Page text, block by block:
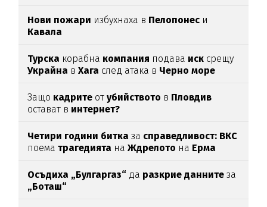
Нови пожари избухнаха в Пелопонес и
Кавала
Турска корабна компания подава иск срещу
Украйна вХага след атака в Черно море
Защо кадрите отубийството в Пловдив
остават в интернет?
Четири години битка за справедливост: ВКС
поематрагедията наЖдрелото на Ерма
Осъдиха „Булгаргаз“ да разкрие даннитеза
„Боташ“